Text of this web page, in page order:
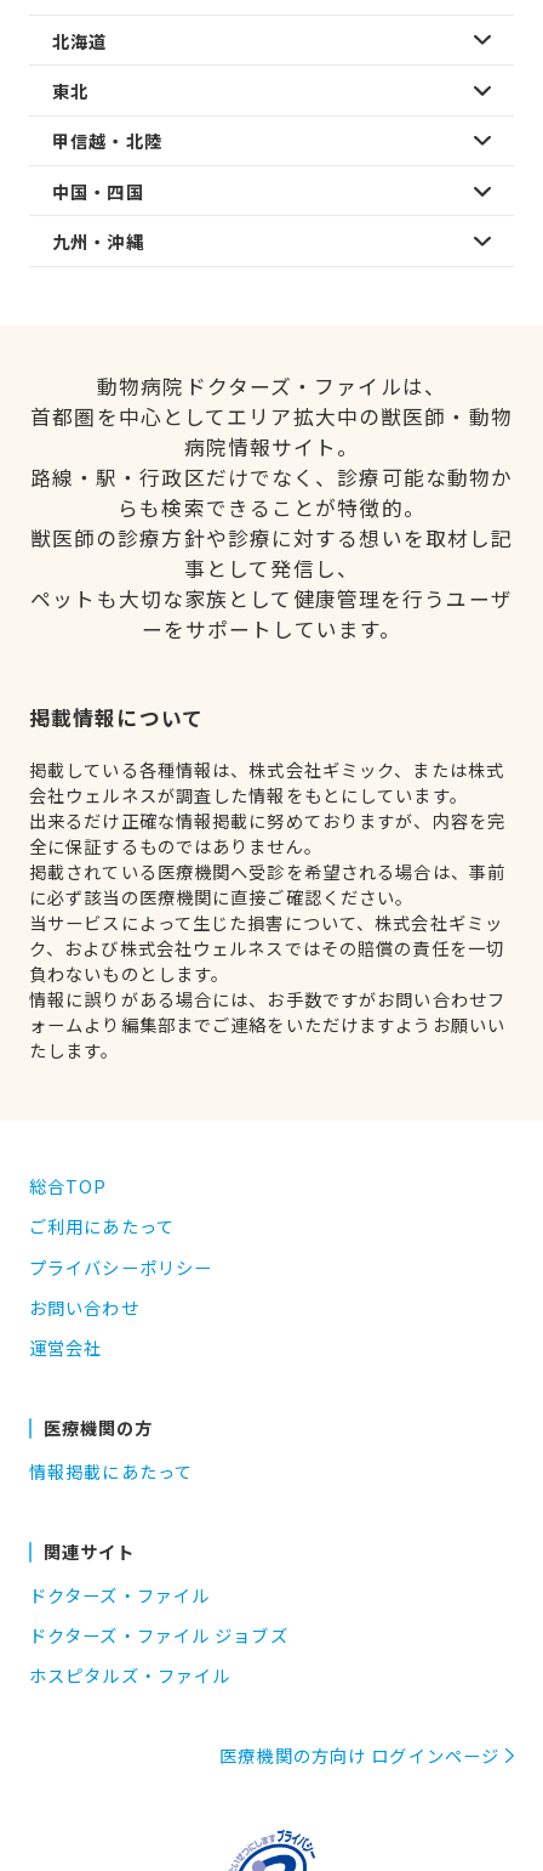
北海道
東北
甲信越・北陸
中国・四国
九州・沖縄
動物病院ドクターズ・ファイルは、
首都圏を中心としてエリア拡大中の獣医師・動物
病院情報サイト。
路線・駅・行政区だけでなく、診療可能な動物か
らも検索できることが特徴的。
獣医師の診療方針や診療に対する想いを取材し記
事として発信し、
ペットも大切な家族として健康管理を行うユーザ
ーをサポートしています。
掲載情報について
掲載している各種情報は、株式会社ギミック、または株式
会社ウェルネスが調査した情報をもとにしています。
出来るだけ正確な情報掲載に努めておりますが、内容を完
全に保証するものではありません。
掲載されている医療機関へ受診を希望される場合は、事前
に必ず該当の医療機関に直接ご確認ください。
当サービスによって生じた損害について、株式会社ギミッ
ク、および株式会社ウェルネスではその賠償の責任を一切
負わないものとします。
情報に誤りがある場合には、お手数ですがお問い合わせフ
ォームより編集部までご連絡をいただけますようお願いい
たします。
総合TOP
ご利用にあたって
プライバシーポリシー
お問い合わせ
運営会社
医療機関の方
情報掲載にあたって
関連サイト
ドクターズ・ファイル
ドクターズ・ファイル ジョブズ
ホスピタルズ・ファイル
医療機関の方向け ログインページ